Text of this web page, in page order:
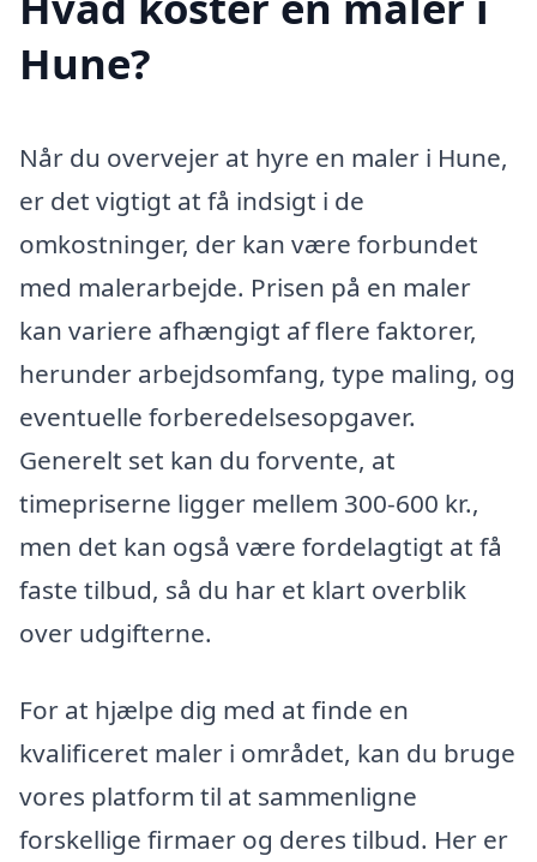
Hune?
Når du overvejer at hyre en maler i Hune,
er det vigtigt at få indsigt i de
omkostninger, der kan være forbundet
med malerarbejde. Prisen på en maler
kan variere afhængigt af flere faktorer,
herunder arbejdsomfang, type maling, og
eventuelle forberedelsesopgaver.
Generelt set kan du forvente, at
timepriserne ligger mellem 300-600 kr.,
men det kan også være fordelagtigt at få
faste tilbud, så du har et klart overblik
over udgifterne.
For at hjælpe dig med at finde en
kvalificeret maler i området, kan du bruge
vores platform til at sammenligne
forskellige firmaer og deres tilbud. Her er